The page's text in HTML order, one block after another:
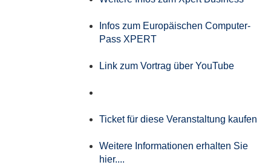
Infos zum Europäischen Computer-
Pass XPERT
Link zum Vortrag über YouTube
Ticket für diese Veranstaltung kaufen
Weitere Informationen erhalten Sie
hier....